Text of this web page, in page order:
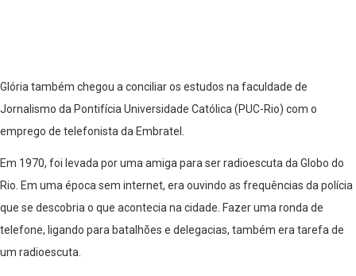
Glória também chegou a conciliar os estudos na faculdade de
Jornalismo da Pontifícia Universidade Católica (PUC-Rio) com o
emprego de telefonista da Embratel.
Em 1970, foi levada por uma amiga para ser radioescuta da Globo do
Rio. Em uma época sem internet, era ouvindo as frequências da polícia
que se descobria o que acontecia na cidade. Fazer uma ronda de
telefone, ligando para batalhões e delegacias, também era tarefa de
um radioescuta.